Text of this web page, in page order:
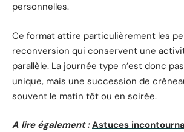
personnelles.
Ce format attire particulièrement les
reconversion qui conservent une
parallèle. La journée type n’est donc
unique, mais une succession de
souvent le matin tôt ou en soirée.
A lire également : Astuces